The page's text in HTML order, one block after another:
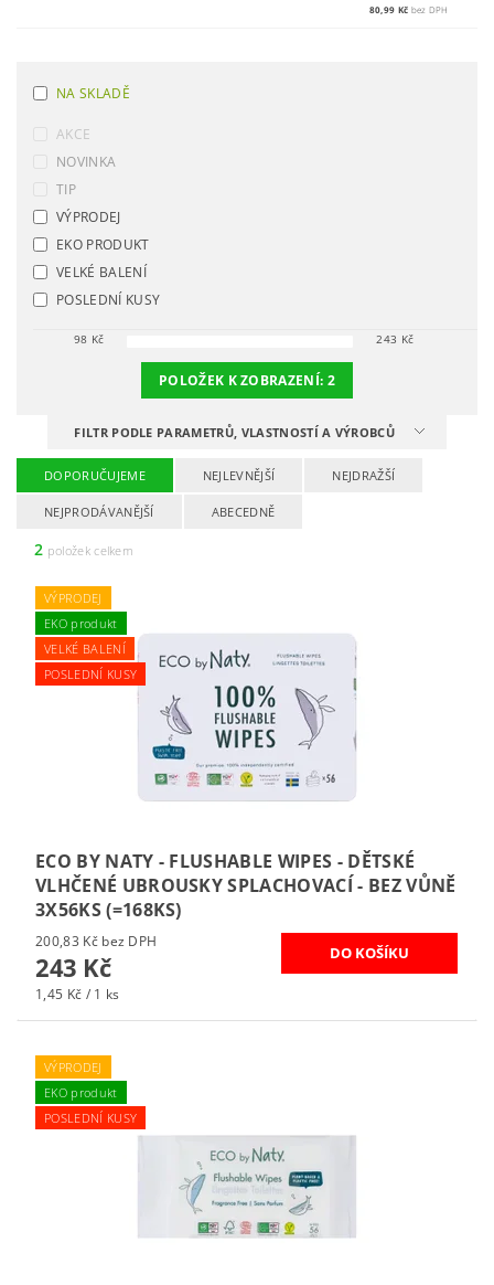
80,99 Kč bez DPH
NA SKLADĚ
AKCE
NOVINKA
TIP
VÝPRODEJ
EKO PRODUKT
VELKÉ BALENÍ
POSLEDNÍ KUSY
98 Kč 243 Kč
POLOŽEK K ZOBRAZENÍ: 2
FILTR PODLE PARAMETRŮ, VLASTNOSTÍ A VÝROBCŮ
DOPORUČUJEME NEJLEVNĚJŠÍ NEJDRAŽŠÍ
NEJPRODÁVANĚJŠÍ ABECEDNĚ
2 položek celkem
VÝPRODEJ
EKO produkt
VELKÉ BALENÍ
POSLEDNÍ KUSY
ECO BY NATY - FLUSHABLE WIPES - DĚTSKÉ
VLHČENÉ UBROUSKY SPLACHOVACÍ - BEZ VŮNĚ
3X56KS (=168KS)
200,83 Kč bez DPH
243 Kč
1,45 Kč / 1 ks
VÝPRODEJ
EKO produkt
POSLEDNÍ KUSY